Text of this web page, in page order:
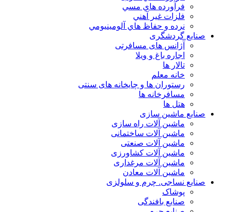
فرآورده هاي مسي
فلزات غير آهني
نرده و حفاظ هاي آلومينيومي
صنایع گردشگری
آژانس های مسافرتی
اجاره باغ و ویلا
تالار ها
خانه معلم
رستوران ها و چایخانه های سنتی
مسافرخانه ها
هتل ها
صنایع ماشین سازی
ماشین آلات راه سازی
ماشین آلات ساختمانی
ماشین آلات صنعتی
ماشین آلات کشاورزی
ماشین آلات مرغداری
ماشین آلات معادن
صنایع نساجی. چرم و سلولزی
پوشاک
صنایع بافندگی